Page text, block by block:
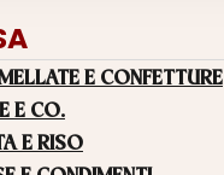
E CONFETTURE
E CO.
E RISO